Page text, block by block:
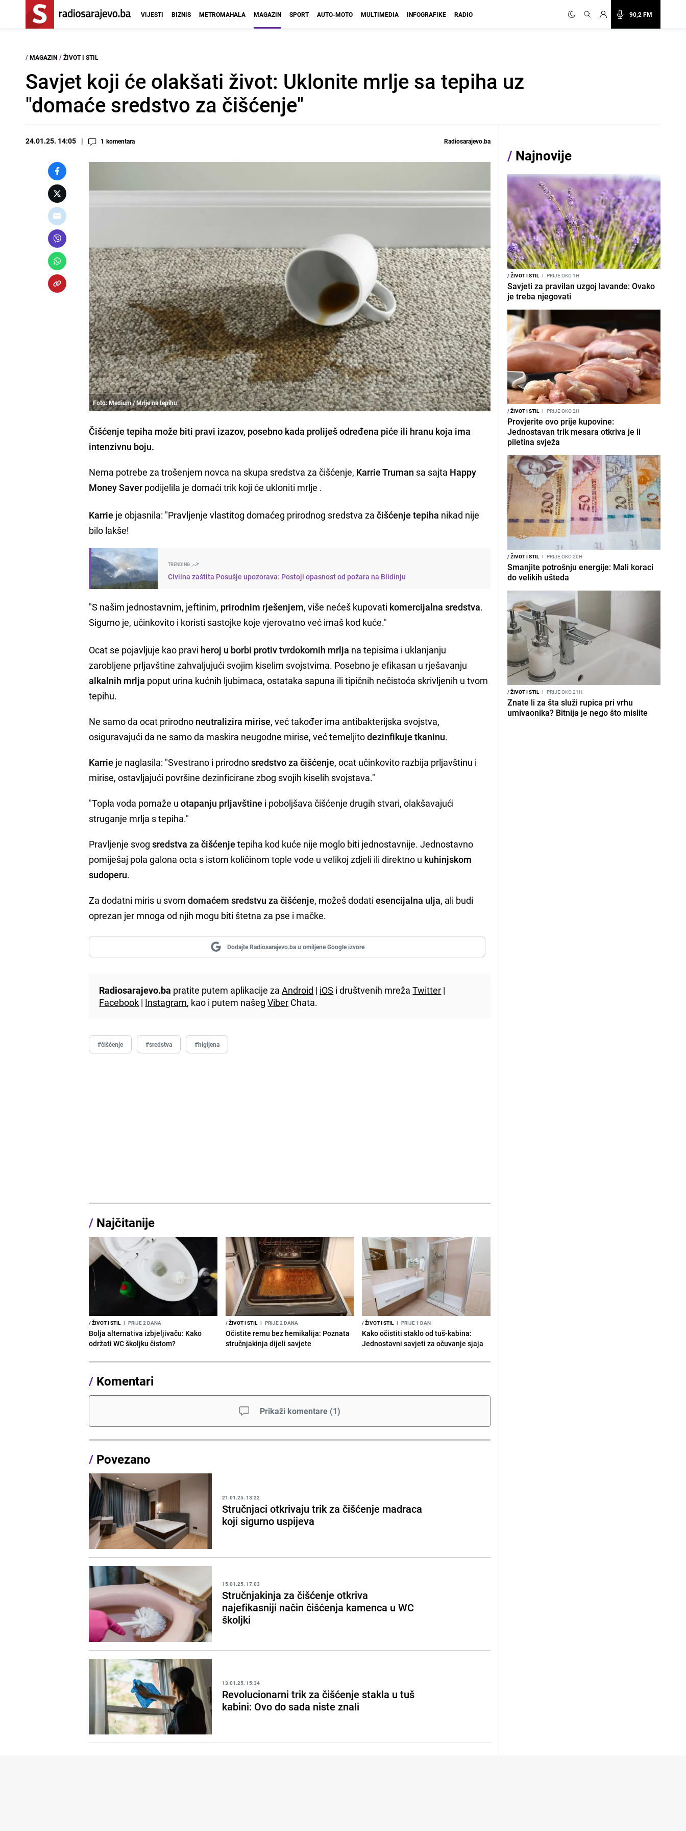
90,2 FM
VIJESTI BIZNIS METROMAHALA MAGAZIN SPORT AUTO-MOTO MULTIMEDIA INFOGRAFIKE RADIO
/ MAGAZIN / ŽIVOT I STIL
Savjet koji će olakšati život: Uklonite mrlje sa tepiha uz
"domaće sredstvo za čišćenje"
24.01.25. 14:05 1 komentara Radiosarajevo.ba
Foto: Medium / Mrlje na tepihu
Čišćenje tepiha može biti pravi izazov, posebno kada proliješ određena piće ili hranu koja ima
intenzivnu boju.
Nema potrebe za trošenjem novca na skupa sredstva za čišćenje, Karrie Truman sa sajta Happy
Money Saver podijelila je domaći trik koji će ukloniti mrlje .
Karrie je objasnila: "Pravljenje vlastitog domaćeg prirodnog sredstva začišćenje tepiha nikad nije
bilo lakše!
TRENDING
Civilna zaštita Posušje upozorava: Postoji opasnost od požara na Blidinju
"S našim jednostavnim, jeftinim, prirodnim rješenjem, više nećeš kupovati komercijalna sredstva.
Sigurno je, učinkovito i koristi sastojke koje vjerovatno već imaš kod kuće."
Ocat se pojavljuje kao pravi heroj u borbi protiv tvrdokornih mrlja na tepisima i uklanjanju
zarobljene prljavštine zahvaljujući svojim kiselim svojstvima. Posebno je efikasan u rješavanju
alkalnih mrlja poput urina kućnih ljubimaca, ostataka sapuna ili tipičnih nečistoća skrivljenih u tvom
tepihu.
Ne samo da ocat prirodno neutralizira mirise, već također ima antibakterijska svojstva,
osiguravajući da ne samo da maskira neugodne mirise, već temeljitodezinfikuje tkaninu.
Karrie je naglasila: "Svestrano i prirodnosredstvo za čišćenje, ocat učinkovito razbija prljavštinu i
mirise, ostavljajući površine dezinficirane zbog svojih kiselih svojstava."
"Topla voda pomaže uotapanju prljavštine i poboljšava čišćenje drugih stvari, olakšavajući
struganje mrlja s tepiha."
Pravljenje svogsredstva za čišćenje tepiha kod kuće nije moglo biti jednostavnije. Jednostavno
pomiješaj pola galona octa s istom količinom tople vode u velikoj zdjeli ili direktno u kuhinjskom
sudoperu.
Za dodatni miris u svomdomaćem sredstvu za čišćenje, možeš dodatiesencijalna ulja, ali budi
oprezan jer mnoga od njih mogu biti štetna za pse i mačke.
Dodajte Radiosarajevo.ba u omiljene Google izvore
Radiosarajevo.ba pratite putem aplikacije zaAndroid | iOS i društvenih mrežaTwitter |
Facebook | Instagram, kao i putem našegViber Chata.
#čišćenje #sredstva #higijena
/ Najčitanije
/ŽIVOT I STIL I PRIJE 2 DANA
Bolja alternativa izbjeljivaču: Kako
održati WC školjku čistom?
/ŽIVOT I STIL I PRIJE 2 DANA
Očistite rernu bez hemikalija: Poznata
stručnjakinja dijeli savjete
/ŽIVOT I STIL I PRIJE 1 DAN
Kako očistiti staklo od tuš-kabina:
Jednostavni savjeti za očuvanje sjaja
/ Komentari
Prikaži komentare (1)
/ Povezano
21.01.25. 13:22
Stručnjaci otkrivaju trik za čišćenje madraca
koji sigurno uspijeva
15.01.25. 17:03
Stručnjakinja za čišćenje otkriva
najefikasniji način čišćenja kamenca u WC
školjki
13.01.25. 15:34
Revolucionarni trik za čišćenje stakla u tuš
kabini: Ovo do sada niste znali
/ Najnovije
/ŽIVOT I STIL I PRIJE OKO 1H
Savjeti za pravilan uzgoj lavande: Ovako
je treba njegovati
/ŽIVOT I STIL I PRIJE OKO 2H
Provjerite ovo prije kupovine:
Jednostavan trik mesara otkriva je li
piletina svježa
/ŽIVOT I STIL I PRIJE OKO 20H
Smanjite potrošnju energije: Mali koraci
do velikih ušteda
/ŽIVOT I STIL I PRIJE OKO 21H
Znate li za šta služi rupica pri vrhu
umivaonika? Bitnija je nego što mislite